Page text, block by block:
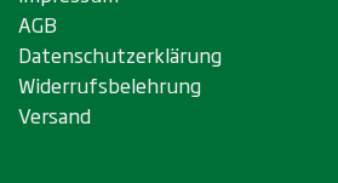
AGB
Datenschutzerklärung
Widerrufsbelehrung
Versand